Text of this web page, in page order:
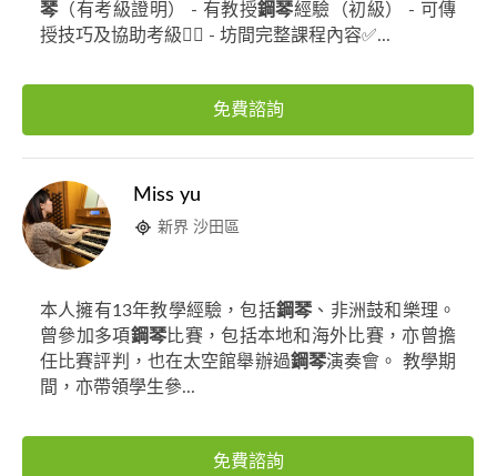
琴（有考級證明） - 有教授鋼琴經驗（初級） - 可傳
授技巧及協助考級✍🏻 - 坊間完整課程內容✅...
免費諮詢
Miss yu
新界 沙田區
本人擁有13年教學經驗，包括鋼琴、非洲鼓和樂理。
曾參加多項鋼琴比賽，包括本地和海外比賽，亦曾擔
任比賽評判，也在太空館舉辦過鋼琴演奏會。 教學期
間，亦帶領學生參...
免費諮詢